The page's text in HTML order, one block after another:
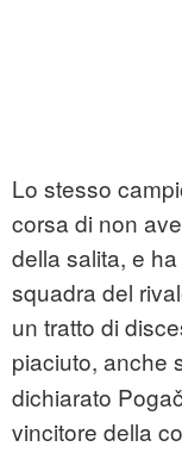
Lo stesso
corsa di non
della salita, e
squadra del
un tratto di
piaciuto, anche
dichiarato
vincitore della